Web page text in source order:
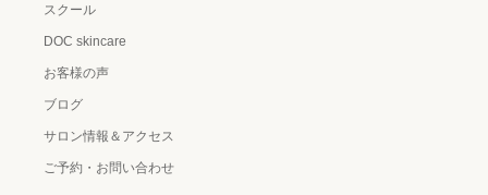
スクール
DOC skincare
お客様の声
ブログ
サロン情報＆アクセス
ご予約・お問い合わせ